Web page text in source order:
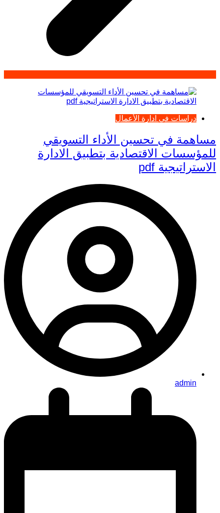
دراسات في ادارة الأعمال
مساهمة في تحسين الأداء التسويقي
للمؤسسات الاقتصادية بتطبيق الادارة
الاستراتيجية pdf
admin